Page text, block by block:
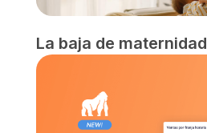
La baja de maternidad